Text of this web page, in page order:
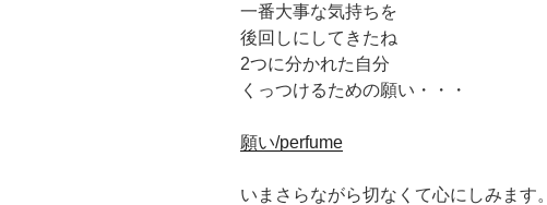
一番大事な気持ちを
後回しにしてきたね
2つに分かれた自分
くっつけるための願い・・・
願い/perfume
いまさらながら切なくて心にしみます。